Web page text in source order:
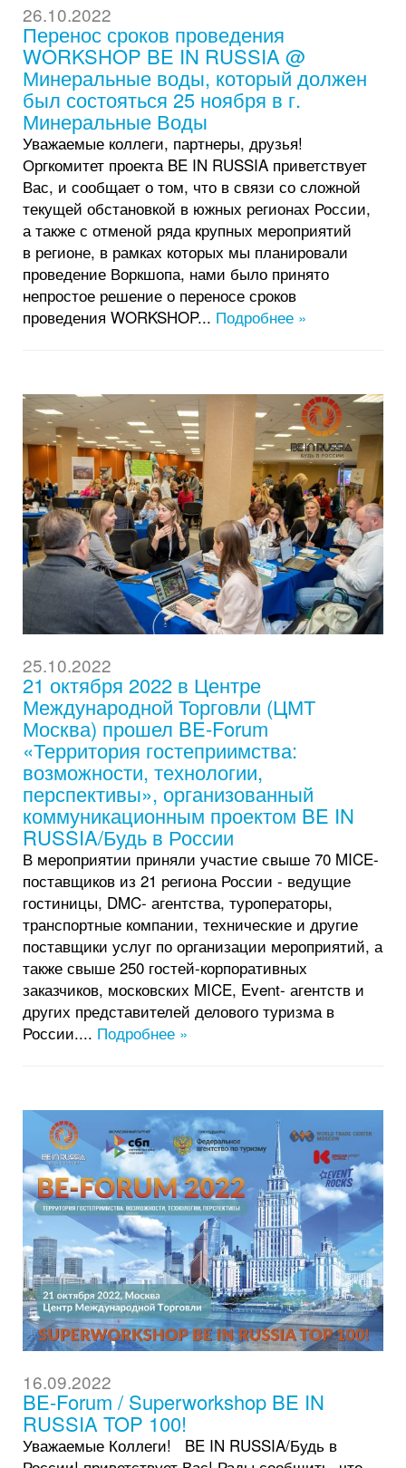
26.10.2022
Перенос сроков проведения
WORKSHOP BE IN RUSSIA @
Минеральные воды, который должен
был состояться 25 ноября в г.
Минеральные Воды
Уважаемые коллеги, партнеры, друзья!
Оргкомитет проекта BE IN RUSSIA приветствует
Вас, и сообщает о том, что в связи со сложной
текущей обстановкой в южных регионах России,
а также с отменой ряда крупных мероприятий
в регионе, в рамках которых мы планировали
проведение Воркшопа, нами было принято
непростое решение о переносе сроков
проведения WORKSHOP... Подробнее »
25.10.2022
21 октября 2022 в Центре
Международной Торговли (ЦМТ
Москва) прошел BE-Forum
«Территория гостеприимства:
возможности, технологии,
перспективы», организованный
коммуникационным проектом BE IN
RUSSIA/Будь в России
В мероприятии приняли участие свыше 70 MICE-
поставщиков из 21 региона России - ведущие
гостиницы, DMC- агентства, туроператоры,
транспортные компании, технические и другие
поставщики услуг по организации мероприятий, а
также свыше 250 гостей-корпоративных
заказчиков, московских MICE, Event- агентств и
других представителей делового туризма в
России.... Подробнее »
16.09.2022
BE-Forum / Superworkshop BE IN
RUSSIA TOP 100!
Уважаемые Коллеги! BE IN RUSSIA/Будь в